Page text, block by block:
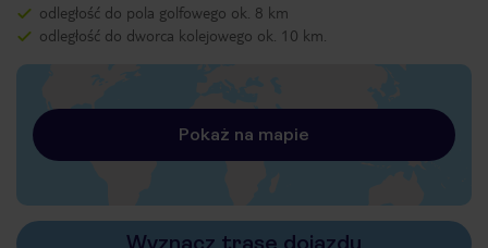
odległość do pola golfowego ok. 8 km
odległość do dworca kolejowego ok. 10 km.
Pokaż na mapie